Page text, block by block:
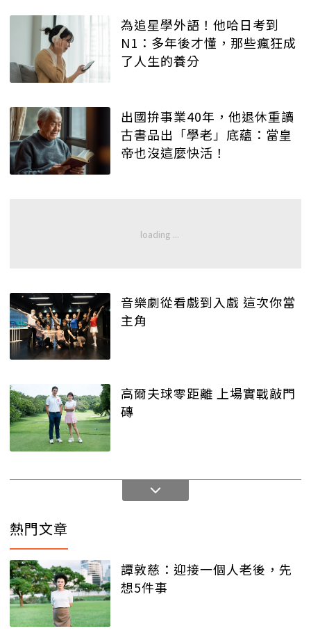
為追星學外語！他哈日考到
N1：多年後才懂，那些瘋狂成
了人生的養分
出國拚事業40年，他退休重讀
古書品出「學老」底蘊：當皇
帝也沒這麼快活！
音樂劇從看戲到入戲 這次你當
主角
高爾夫球零距離 上場實戰敲門
磚
熱門文章
譚敦慈：迎接一個人老後，先
想5件事